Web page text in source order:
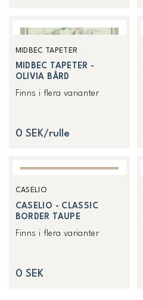
MIDBEC TAPETER
MIDBEC TAPETER -
OLIVIA BÅRD
Finns i flera varianter
0 SEK/rulle
CASELIO
CASELIO - CLASSIC
BORDER TAUPE
Finns i flera varianter
0 SEK